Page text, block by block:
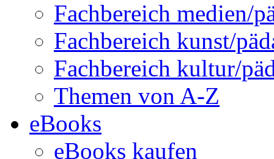
Fachbereich medien/
Fachbereich kunst/
Fachbereich kultur/
Themen von A-Z
eBooks
eBooks kaufen